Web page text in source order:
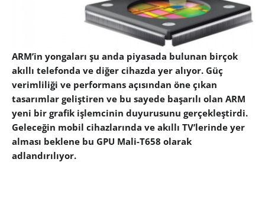
ARM’in yongaları şu anda piyasada bulunan birçok
akıllı telefonda ve diğer cihazda yer alıyor. Güç
verimliliği ve performans açısından öne çıkan
tasarımlar geliştiren ve bu sayede başarılı olan ARM
yeni bir grafik işlemcinin duyurusunu gerçekleştirdi.
Geleceğin mobil cihazlarında ve akıllı TV’lerinde yer
alması beklene bu GPU Mali-T658 olarak
adlandırılıyor.